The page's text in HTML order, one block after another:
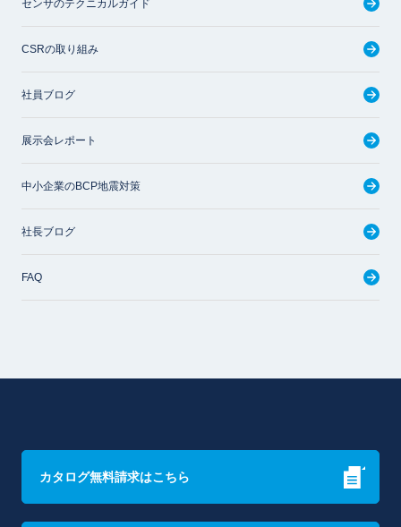
センサのテクニカルガイド
CSRの取り組み
社員ブログ
展示会レポート
中小企業のBCP地震対策
社長ブログ
FAQ
カタログ無料請求はこちら